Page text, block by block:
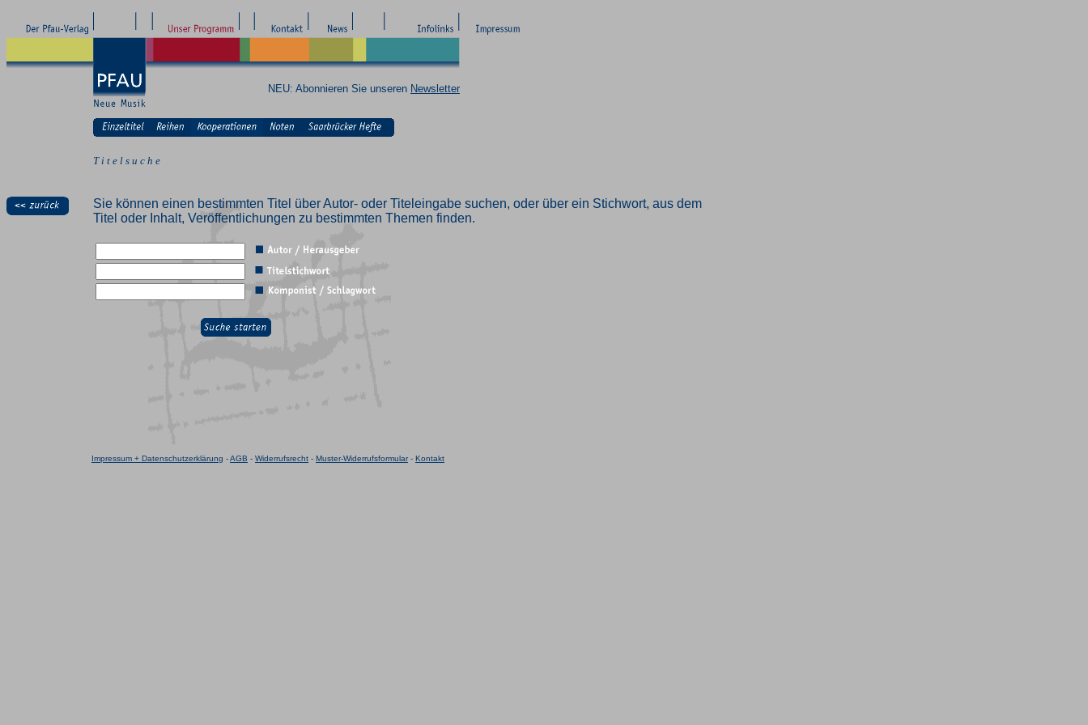
NEU: Abonnieren Sie unseren Newsletter
T i t e l s u c h e
Sie können einen bestimmten Titel über Autor- oder Titeleingabe suchen, oder über ein Stichwort, aus dem
Titel oder Inhalt, Veröffentlichungen zu bestimmten Themen finden.
Impressum + Datenschutzerklärung -AGB - Widerrufsrecht - Muster-Widerrufsformular- Kontakt